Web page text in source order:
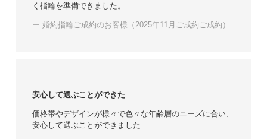
く指輪を準備できました。
ー 婚約指輪ご成約のお客様（2025年11月ご成約ご成約）
安心して選ぶことができた
価格帯やデザインが様々で色々な年齢層のニーズに合い、
安心して選ぶことができました